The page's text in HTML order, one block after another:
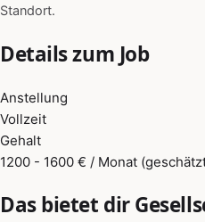
Standort.
Details zum Job
Anstellung
Vollzeit
Gehalt
1200 - 1600 € / Monat
Das bietet dir